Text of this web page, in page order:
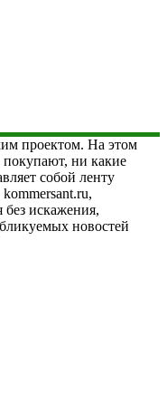
проектом. На этом
покупают, ни какие
собой ленту
искажения,
новостей